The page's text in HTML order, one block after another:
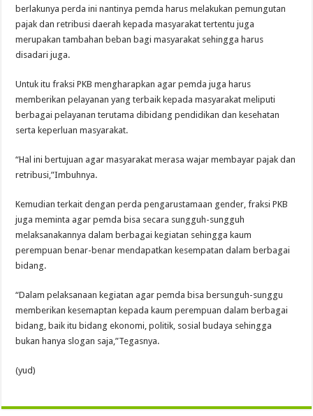
berlakunya perda ini nantinya pemda harus melakukan pemungutan
pajak dan retribusi daerah kepada masyarakat tertentu juga
merupakan tambahan beban bagi masyarakat sehingga harus
disadari juga.
Untuk itu fraksi PKB mengharapkan agar pemda juga harus
memberikan pelayanan yang terbaik kepada masyarakat meliputi
berbagai pelayanan terutama dibidang pendidikan dan kesehatan
serta keperluan masyarakat.
“Hal ini bertujuan agar masyarakat merasa wajar membayar pajak dan
retribusi,”Imbuhnya.
Kemudian terkait dengan perda pengarustamaan gender, fraksi PKB
juga meminta agar pemda bisa secara sungguh-sungguh
melaksanakannya dalam berbagai kegiatan sehingga kaum
perempuan benar-benar mendapatkan kesempatan dalam berbagai
bidang.
“Dalam pelaksanaan kegiatan agar pemda bisa bersunguh-sunggu
memberikan kesemaptan kepada kaum perempuan dalam berbagai
bidang, baik itu bidang ekonomi, politik, sosial budaya sehingga
bukan hanya slogan saja,”Tegasnya.
(yud)